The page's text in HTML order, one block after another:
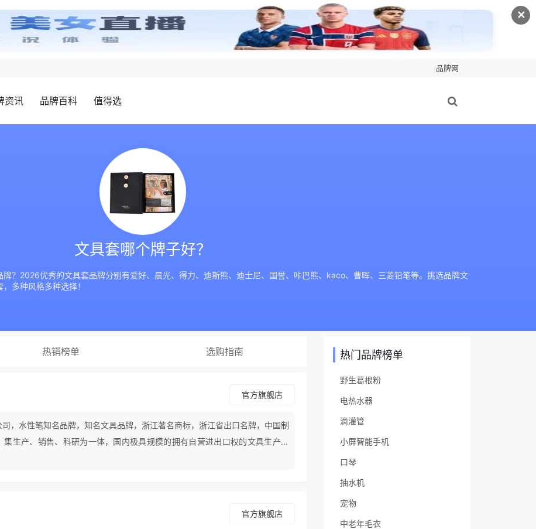
✕
品牌网
资讯 品牌百科 值得选
文具套哪个牌子好？
？2026优秀的文具套品牌分别有爱好、晨光、得力、迪斯熊、迪士尼、国誉、咔巴熊、kaco、曹晖、三菱铅笔等。挑选品牌文
多种风格多种选择！
热销榜单 选购指南
官方旗舰店
，水性笔知名品牌，知名文具品牌，浙江著名商标，浙江省出口名牌，中国制
集生产、销售、科研为一体，国内极具规模的拥有自营进出口权的文具生产企
官方旗舰店
热门品牌榜单
野生葛根粉
电热水器
滴灌管
小屏智能手机
口琴
抽水机
宠物
中老年毛衣